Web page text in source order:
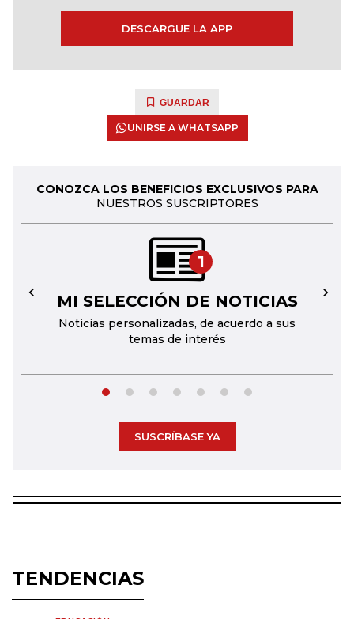
DESCARGUE LA APP
GUARDAR
UNIRSE A WHATSAPP
CONOZCA LOS BENEFICIOS EXCLUSIVOS PARA
NUESTROS SUSCRIPTORES
1
MI SELECCIÓN DE NOTICIAS
Noticias personalizadas, de acuerdo a sus
temas de interés
← →
SUSCRÍBASE YA
TENDENCIAS